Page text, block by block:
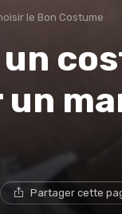
le Bon Costume
un
Partager cette